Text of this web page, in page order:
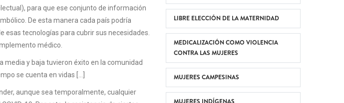
para que ese conjunto de información
De esta manera cada país podría
tecnologías para cubrir sus necesidades.
médico.
media y baja tuvieron éxito en la comunidad
se cuenta en vidas [...]
aunque sea temporalmente, cualquier
LIBRE ELECCIÓN DE LA MATERNIDAD
MEDICALIZACIÓN COMO VIOLENCIA
CONTRA LAS MUJERES
MUJERES CAMPESINAS